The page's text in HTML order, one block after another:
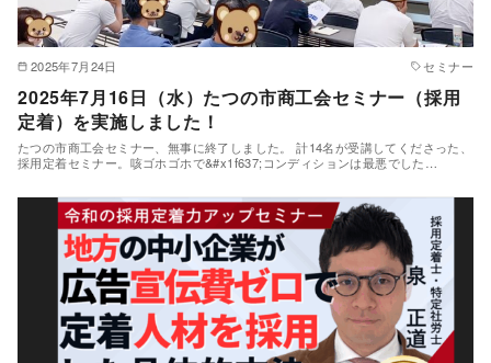
2025年7月24日 セミナー
2025年7月16日（水）たつの市商工会セミナー（採用
定着）を実施しました！
たつの市商工会セミナー、無事に終了しました。 計14名が受講してくださった、
採用定着セミナー。咳ゴホゴホで&#x1f637;コンディションは最悪でした…